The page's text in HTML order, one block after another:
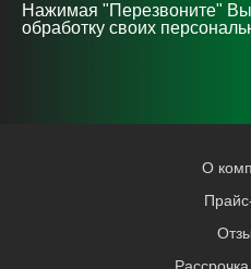
Нажимая "Перезвоните" Вы
обработку своих
О